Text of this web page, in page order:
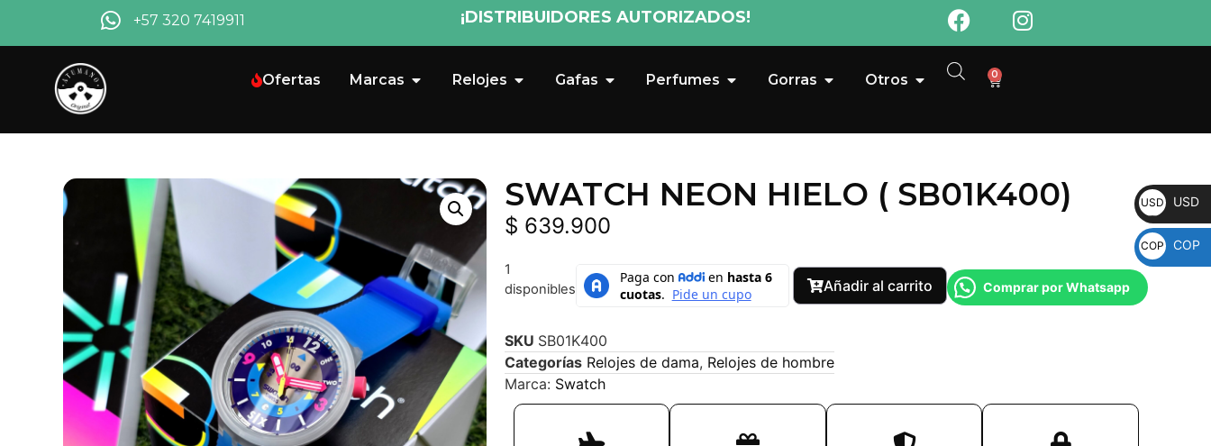
+57 320 7419911 ¡DISTRIBUIDORES AUTORIZADOS!
Ofertas Marcas Relojes Gafas Perfumes Gorras Otros 0
SWATCH NEON HIELO ( SB01K400)
$ 639.900
1
disponibles
Añadir al carrito Comprar por Whatsapp
SKU SB01K400
Categorías Relojes de dama, Relojes de hombre
Marca: Swatch
USD USD
COP COP